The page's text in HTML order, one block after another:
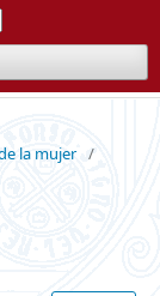
la mujer /